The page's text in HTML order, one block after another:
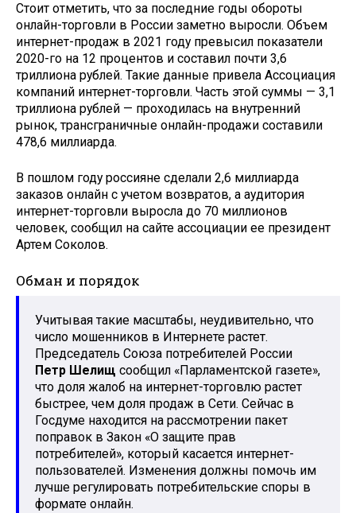
Стоит отметить, что за последние годы обороты
онлайн-торговли в России заметно выросли. Объем
интернет-продаж в 2021 году превысил показатели
2020-го на 12 процентов и составил почти 3,6
триллиона рублей. Такие данные привела Ассоциация
компаний интернет-торговли. Часть этой суммы — 3,1
триллиона рублей — проходилась на внутренний
рынок, трансграничные онлайн-продажи составили
478,6 миллиарда.
В пошлом году россияне сделали 2,6 миллиарда
заказов онлайн с учетом возвратов, а аудитория
интернет-торговли выросла до 70 миллионов
человек, сообщил на сайте ассоциации ее президент
Артем Соколов.
Обман и порядок
Учитывая такие масштабы, неудивительно, что
число мошенников в Интернете растет.
Председатель Союза потребителей России
Петр Шелищ сообщил «Парламентской газете»,
что доля жалоб на интернет-торговлю растет
быстрее, чем доля продаж в Сети. Сейчас в
Госдуме находится на рассмотрении пакет
поправок в Закон «О защите прав
потребителей», который касается интернет-
пользователей. Изменения должны помочь им
лучше регулировать потребительские споры в
формате онлайн.